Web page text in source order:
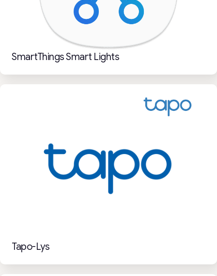
SmartThings Smart Lights
Tapo-Lys